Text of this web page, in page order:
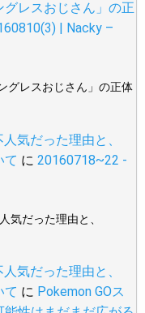
グレスおじさん」の正
| Nacky –
グレスおじさん」の正体
気だった理由と、
て に 20160718~22 -
気だった理由と、
気だった理由と、
て に Pokemon GOス